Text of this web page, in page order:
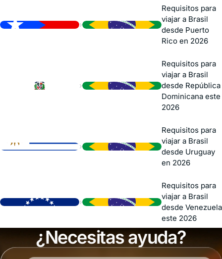
›
Requisitos para
viajar a Brasil
desde Puerto
Rico en 2026
›
Requisitos para
viajar a Brasil
desde República
Dominicana este
2026
›
Requisitos para
viajar a Brasil
desde Uruguay
en 2026
›
Requisitos para
viajar a Brasil
desde Venezuela
este 2026
¿Necesitas ayuda?